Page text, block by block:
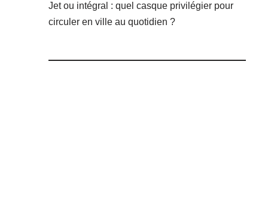
Jet ou intégral : quel casque privilégier pour
circuler en ville au quotidien ?